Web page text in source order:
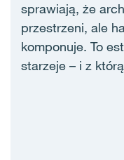
sprawiają, że
przestrzeni, ale
komponuje. To
starzeje – i z